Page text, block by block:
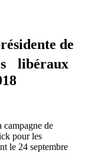
de
libéraux
campagne de
pour les
le 24 septembre